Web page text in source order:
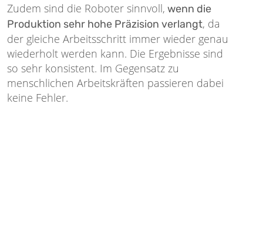
Zudem sind die Roboter sinnvoll, wenn die
Produktion sehr hohe Präzision verlangt, da
der gleiche Arbeitsschritt immer wieder genau
wiederholt werden kann. Die Ergebnisse sind
so sehr konsistent. Im Gegensatz zu
menschlichen Arbeitskräften passieren dabei
keine Fehler.